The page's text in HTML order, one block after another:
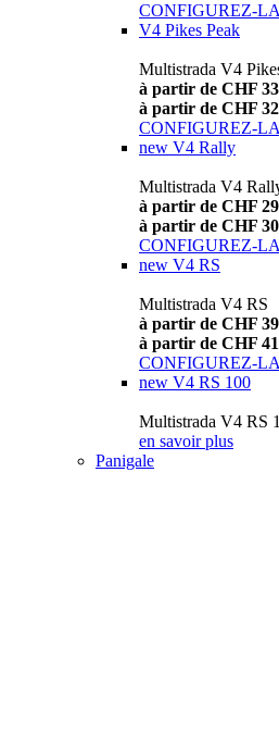
CONFIGUREZ-LA
V4 Pikes Peak
Multistrada V4
à partir de CHF
à partir de CHF
CONFIGUREZ-LA
new V4 Rally
Multistrada V4
à partir de CHF
à partir de CHF
CONFIGUREZ-LA
new V4 RS
Multistrada V4 RS
à partir de CHF
à partir de CHF
CONFIGUREZ-LA
new V4 RS 100
Multistrada V4 RS
en savoir plus
Panigale